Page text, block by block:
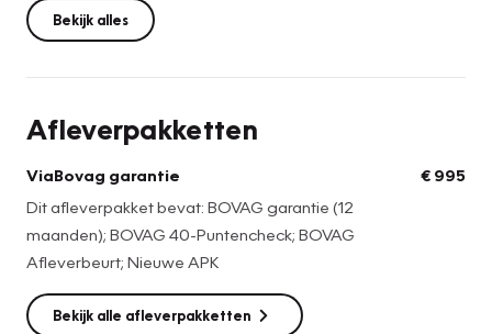
Bekijk alles
Afleverpakketten
ViaBovag garantie
Dit afleverpakket bevat: BOVAG garantie (12
maanden); BOVAG 40-Puntencheck; BOVAG
Afleverbeurt; Nieuwe APK
€ 995
Bekijk alle afleverpakketten